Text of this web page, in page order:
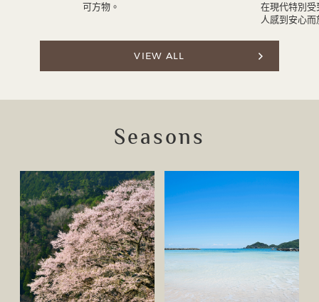
可方物。
在現代特別受
人感到安心
VIEW ALL
Seasons